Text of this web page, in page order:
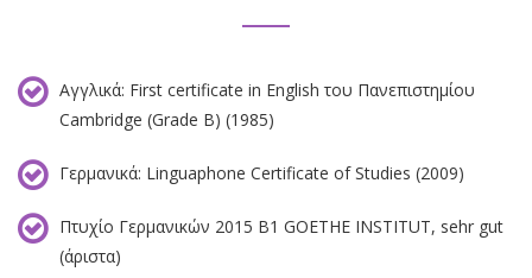
Αγγλικά: First certificate in English του Πανεπιστηµίου
Cambridge (Grade B) (1985)
Γερµανικά: Linguaphone Certificate of Studies (2009)
Πτυχίο Γερμανικών 2015 Β1 GOETHE INSTITUT, sehr gut
(άριστα)